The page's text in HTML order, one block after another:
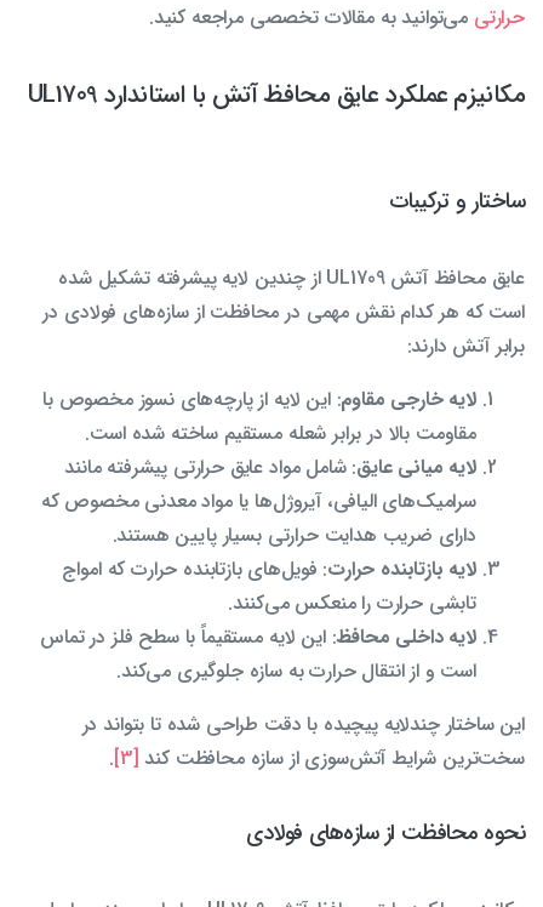
حرارتی می‌توانید به مقالات تخصصی مراجعه کنید.
مکانیزم عملکرد عایق محافظ آتش با استاندارد UL1709
ساختار و ترکیبات
عایق محافظ آتش UL1709 از چندین لایه پیشرفته تشکیل شده
است که هر کدام نقش مهمی در محافظت از سازه‌های فولادی در
برابر آتش دارند:
لایه خارجی مقاوم: این لایه از پارچه‌های نسوز مخصوص با
مقاومت بالا در برابر شعله مستقیم ساخته شده است.
لایه میانی عایق: شامل مواد عایق حرارتی پیشرفته مانند
سرامیک‌های الیافی، آیروژل‌ها یا مواد معدنی مخصوص که
دارای ضریب هدایت حرارتی بسیار پایین هستند.
لایه بازتابنده حرارت: فویل‌های بازتابنده حرارت که امواج
تابشی حرارت را منعکس می‌کنند.
لایه داخلی محافظ: این لایه مستقیماً با سطح فلز در تماس
است و از انتقال حرارت به سازه جلوگیری می‌کند.
این ساختار چندلایه پیچیده با دقت طراحی شده تا بتواند در
سخت‌ترین شرایط آتش‌سوزی از سازه محافظت کند [3]
.
نحوه محافظت از سازه‌های فولادی